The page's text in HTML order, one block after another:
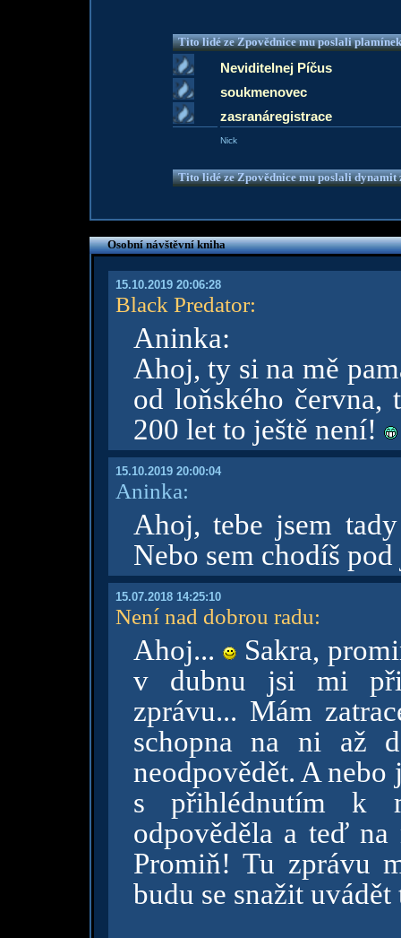
Tito lidé ze Zpovědnice mu poslali
Neviditelnej Píčus
soukmenovec
zasranáregistrace
Nick
Tito lidé ze Zpovědnice mu poslali dynamit
Osobní návštěvní kniha
15.10.2019 20:06:28
Black Predator:
Aninka:
Ahoj, ty si na mě
od loňského června,
200 let to ještě není!
15.10.2019 20:00:04
Aninka:
Ahoj, tebe jsem
Nebo sem chodíš
15.07.2018 14:25:10
Není nad dobrou radu:
Ahoj...
Sakra,
v dubnu jsi mi
zprávu... Mám
schopna na ni až
neodpovědět. A nebo
s přihlédnutím k
odpověděla a teď
Promiň! Tu zprávu
budu se snažit